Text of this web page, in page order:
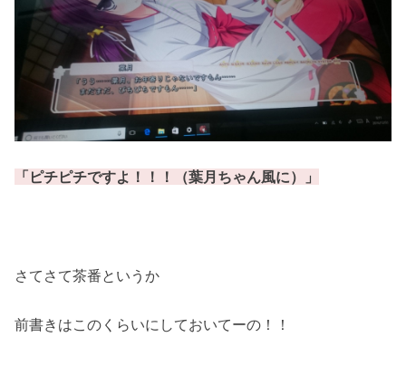
「ピチピチですよ！！！（葉月ちゃん風に）」
さてさて茶番というか
前書きはこのくらいにしておいてーの！！